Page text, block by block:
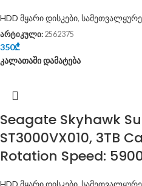
HDD მყარი დისკები,
არტიკული: 2562375
350₾
კალათაში დამატება
Seagate Skyhawk
ST3000VX010, 3TB
Rotation Speed:
HDD მყარი დისკები,